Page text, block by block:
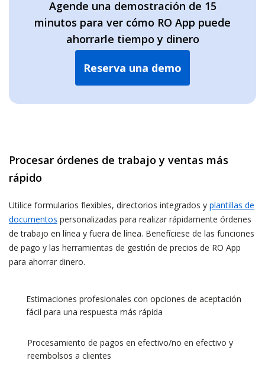
Agende una demostración de 15
minutos para ver cómo RO App puede
ahorrarle tiempo y dinero
Reserva una demo
Procesar órdenes de trabajo y ventas más
rápido
Utilice formularios flexibles, directorios integrados y plantillas de
documentos personalizadas para realizar rápidamente órdenes
de trabajo en línea y fuera de línea. Benefíciese de las funciones
de pago y las herramientas de gestión de precios de RO App
para ahorrar dinero.
Estimaciones profesionales con opciones de aceptación
fácil para una respuesta más rápida
Procesamiento de pagos en efectivo/no en efectivo y
reembolsos a clientes